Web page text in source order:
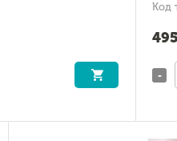
Код
495
-